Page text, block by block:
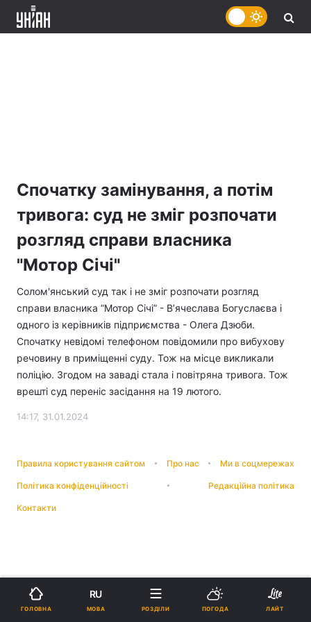
Спочатку замінування, а потім
тривога: суд не зміг розпочати
розгляд справи власника
"Мотор Січі"
Солом'янський суд так і не зміг розпочати розгляд
справи власника “Мотор Січі” - В’ячеслава Богуслаєва і
одного із керівників підприємства - Олега Дзюби.
Спочатку невідомі телефоном повідомили про вибухову
речовину в приміщенні суду. Тож на місце викликали
поліцію. Згодом на заваді стала і повітряна тривога. Тож
врешті суд переніс засідання на 19 лютого.
14:17, 31.01.2024
Правила користування сайтом Про нас Ми в соцмережах
Політика конфіденційності Редакційна політика
Контакти
ГОЛОВНА
RU
МОВА РОЗДІЛИ ПОГОДА ЛАЙТ